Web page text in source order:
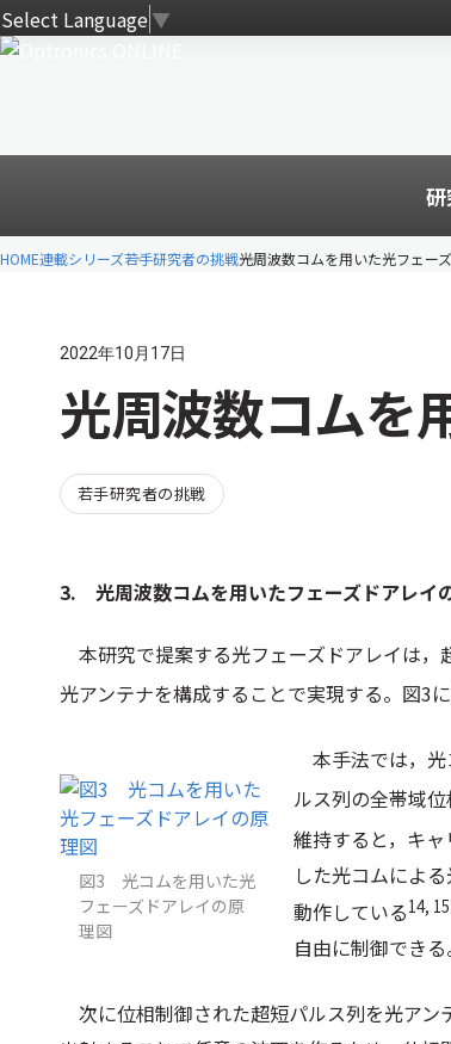
Select Language▼
HOME連載シリーズ若手研究者の挑戦光周波数コムを用いた光フェー
2022年10月17日
光周波数コムを
若手研究者の挑戦
3. 光周波数コムを用いたフェーズドアレイ
本研究で提案する光フェーズドアレイは，
光アンテナを構成することで実現する。 図3
図3 光コムを用いた光
フェーズドアレイの原
理図
本手法では，光
ルス列の全帯域
維持すると，キ
した光コムによ
動作している14, 15
自由に制御できる
次に位相制御された超短パルス列を光アン